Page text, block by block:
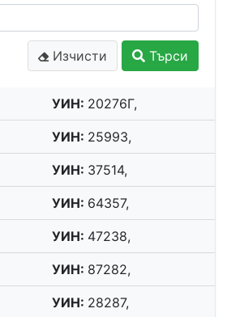
Изчисти Търси
УИН: 20276Г,
УИН: 25993,
УИН: 37514,
УИН: 64357,
УИН: 47238,
УИН: 87282,
УИН: 28287,